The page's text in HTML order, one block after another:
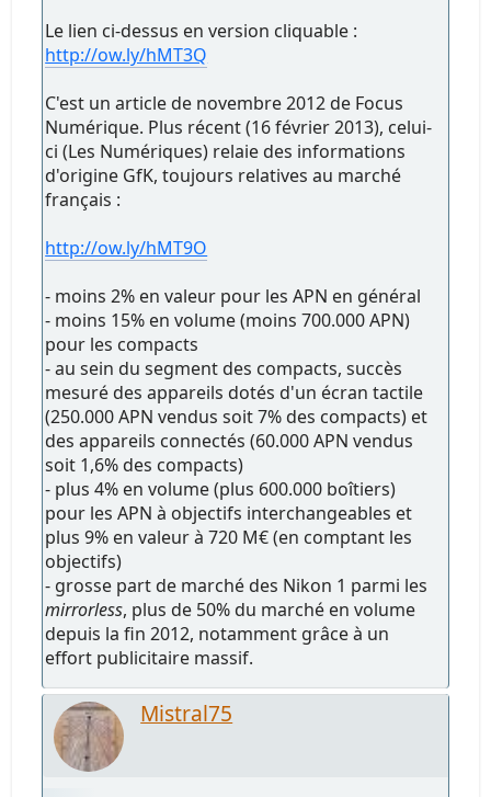
Le lien ci-dessus en version cliquable :
http://ow.ly/hMT3Q
C'est un article de novembre 2012 de Focus
Numérique. Plus récent (16 février 2013), celui-
ci (Les Numériques) relaie des informations
d'origine GfK, toujours relatives au marché
français :
http://ow.ly/hMT9O
- moins 2% en valeur pour les APN en général
- moins 15% en volume (moins 700.000 APN)
pour les compacts
- au sein du segment des compacts, succès
mesuré des appareils dotés d'un écran tactile
(250.000 APN vendus soit 7% des compacts) et
des appareils connectés (60.000 APN vendus
soit 1,6% des compacts)
- plus 4% en volume (plus 600.000 boîtiers)
pour les APN à objectifs interchangeables et
plus 9% en valeur à 720 M€ (en comptant les
objectifs)
- grosse part de marché des Nikon 1 parmi les
mirrorless, plus de 50% du marché en volume
depuis la fin 2012, notamment grâce à un
effort publicitaire massif.
Mistral75